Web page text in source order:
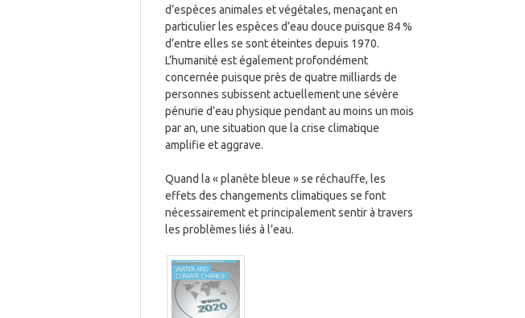
d’espèces animales et végétales, menaçant en
particulier les espèces d’eau douce puisque 84 %
d’entre elles se sont éteintes depuis 1970.
L’humanité est également profondément
concernée puisque près de quatre milliards de
personnes subissent actuellement une sévère
pénurie d’eau physique pendant au moins un mois
par an, une situation que la crise climatique
amplifie et aggrave.
Quand la « planète bleue » se réchauffe, les
effets des changements climatiques se font
nécessairement et principalement sentir à travers
les problèmes liés à l’eau.